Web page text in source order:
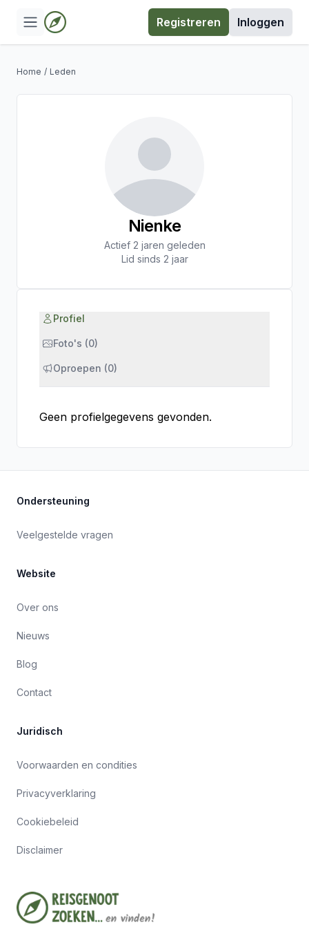
Registreren Inloggen
Home / Leden
Nienke
Actief 2 jaren geleden
Lid sinds 2 jaar
Profiel
Foto's (0)
Oproepen (0)
Geen profielgegevens gevonden.
Ondersteuning
Veelgestelde vragen
Website
Over ons
Nieuws
Blog
Contact
Juridisch
Voorwaarden en condities
Privacyverklaring
Cookiebeleid
Disclaimer